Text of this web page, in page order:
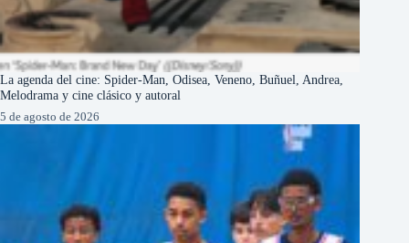
La agenda del cine: Spider-Man, Odisea, Veneno, Buñuel, Andrea,
Melodrama y cine clásico y autoral
5 de agosto de 2026